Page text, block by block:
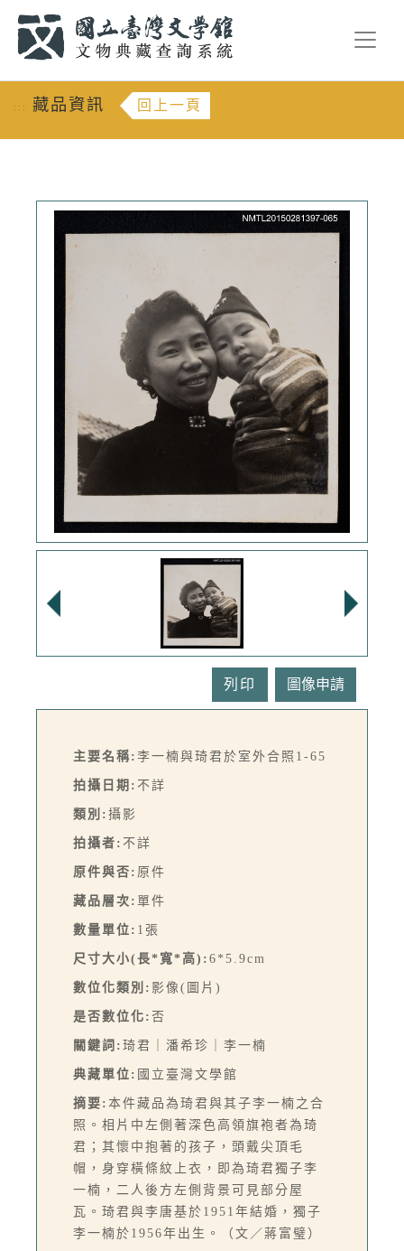
::: 藏品資訊 回上一頁
列印
主要名稱: 李一楠與琦君於室外合照1-65
拍攝日期: 不詳
類別: 攝影
拍攝者: 不詳
原件與否: 原件
藏品層次: 單件
數量單位: 1張
尺寸大小(長*寬*高): 6*5.9cm
數位化類別: 影像(圖片)
是否數位化: 否
關鍵詞: 琦君｜潘希珍｜李一楠
典藏單位: 國立臺灣文學館
摘要: 本件藏品為琦君與其子李一楠之合
照。相片中左側著深色高領旗袍者為琦
君；其懷中抱著的孩子，頭戴尖頂毛
帽，身穿橫條紋上衣，即為琦君獨子李
一楠，二人後方左側背景可見部分屋
瓦。琦君與李唐基於1951年結婚，獨子
李一楠於1956年出生。（文／蔣富璧）